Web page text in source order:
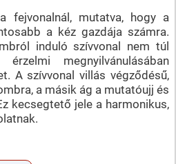
fejvonalnál, mutatva, hogy a
a kéz gazdája számra.
induló szívvonal nem túl
megnyilvánulásában
A szívvonal villás végződésű,
a másik ág a mutatóujj és
kecsegtető jele a harmonikus,